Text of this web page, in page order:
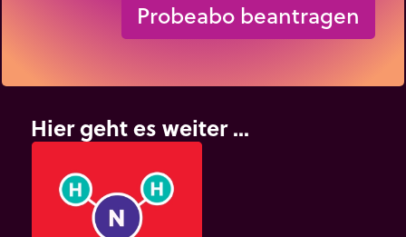
Probeabo beantragen
Hier geht es weiter ...